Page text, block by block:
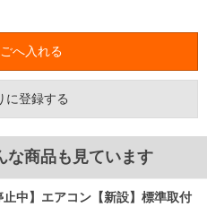
に登録する
な商品も見ています
止中】エアコン【新設】標準取付